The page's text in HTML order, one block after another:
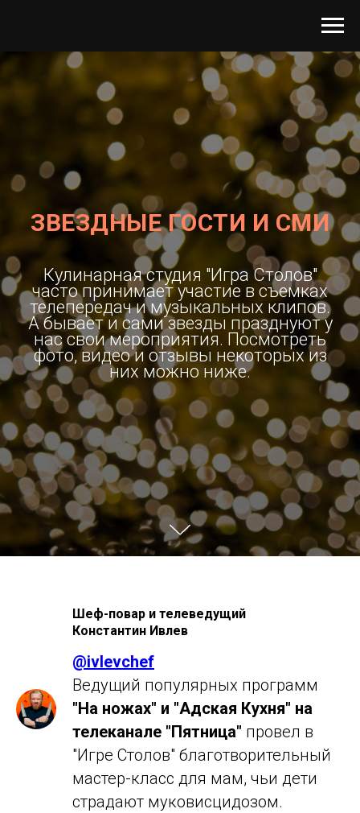
ЗВЕЗДНЫЕ ГОСТИ И СМИ
Кулинарная студия "Игра Столов"
часто принимает участие в съемках
телепередач и музыкальных клипов.
А бывает и сами звезды празднуют у
нас свои мероприятия. Посмотреть
фото, видео и отзывы некоторых из
них можно ниже.
Шеф-повар и телеведущий
Константин Ивлев
@ivlevchef
Ведущий популярных программ
"На ножах" и "Адская Кухня" на
телеканале "Пятница" провел в
"Игре Столов" благотворительный
мастер-класс для мам, чьи дети
страдают муковисцидозом.